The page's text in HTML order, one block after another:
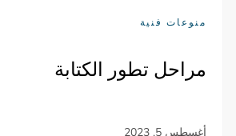
منوعات فنية
مراحل تطور الكتابة